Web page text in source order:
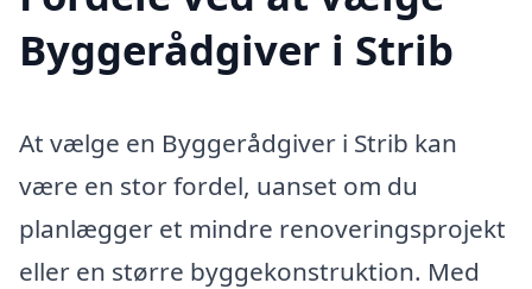
Byggerådgiver i Strib
At vælge en Byggerådgiver i Strib kan
være en stor fordel, uanset om du
planlægger et mindre renoveringsprojekt
eller en større byggekonstruktion. Med